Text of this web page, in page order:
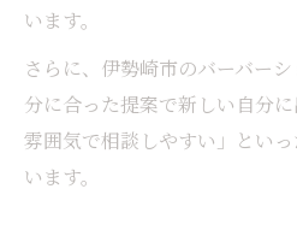
大人男性が選ぶバー
は
います。
さらに、伊勢崎市のバーバー
分に合った提案で新しい自分
雰囲気で相談しやすい」とい
います。